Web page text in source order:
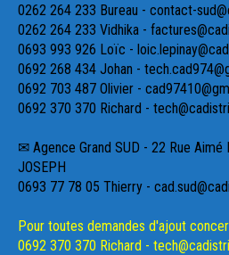
0262 264 233 Bureau - contact-
0262 264 233 Vidhika -
0693 993 926 Loïc -
0692 268 434 Johan -
0692 703 487 Olivier -
0692 370 370 Richard -
✉ Agence Grand SUD - 22 Rue Aimé
JOSEPH
0693 77 78 05 Thierry -
Pour toutes demandes d'ajout
0692 370 370 Richard -